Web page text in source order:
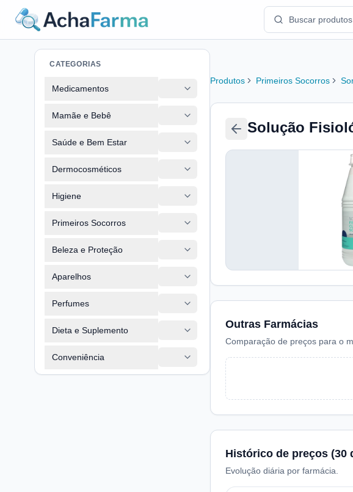
CATEGORIAS
Medicamentos
Mamãe e Bebê
Saúde e Bem Estar
Dermocosméticos
Higiene
Primeiros Socorros
Beleza e Proteção
Aparelhos
Perfumes
Dieta e Suplemento
Conveniência
Produtos Primeiros Socorros
Solução
Outras Farmácias
Comparação de preços para o
Histórico de preços (30
Evolução diária por farmácia.